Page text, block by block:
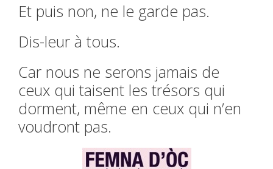
Et puis non, ne le garde pas.
Dis-leur à tous.
Car nous ne serons jamais de
ceux qui taisent les trésors qui
dorment, même en ceux qui n’en
voudront pas.